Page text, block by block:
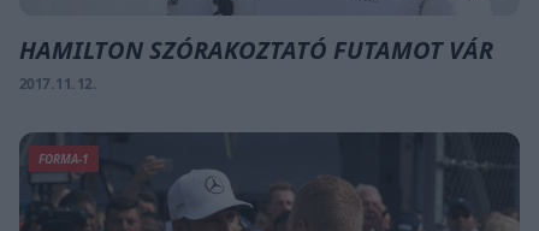
HAMILTON SZÓRAKOZTATÓ FUTAMOT VÁR
2017. 11. 12.
FORMA-1